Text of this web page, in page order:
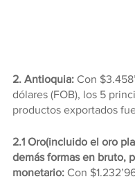
2. Antioquia: Con
dólares (FOB), los 5
productos exportados
2.1 Oro(incluido el oro
demás formas en bruto,
monetario: Con